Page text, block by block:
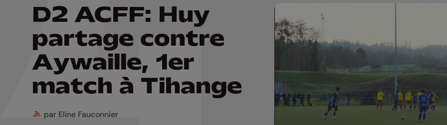
D2 ACFF: Huy
partage contre
Aywaille, 1er
match à Tihange
par Eline Fauconnier